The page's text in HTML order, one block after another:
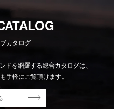
カタログ
ドを網羅する総合カタログは、
手軽にご覧頂けます。